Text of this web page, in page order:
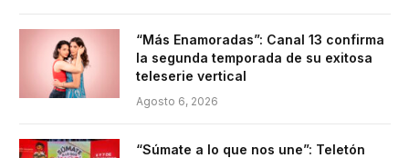
“Más Enamoradas”: Canal 13 confirma
la segunda temporada de su exitosa
teleserie vertical
Agosto 6, 2026
“Súmate a lo que nos une”: Teletón